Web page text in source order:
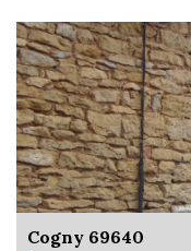
Cogny 69640